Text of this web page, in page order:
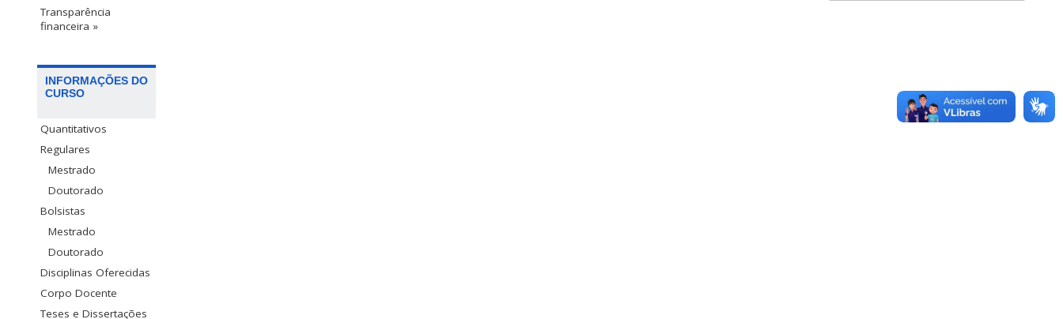
Transparência
financeira »
INFORMAÇÕES DO
CURSO
Quantitativos
Regulares
Mestrado
Doutorado
Bolsistas
Mestrado
Doutorado
Disciplinas Oferecidas
Corpo Docente
Teses e Dissertações